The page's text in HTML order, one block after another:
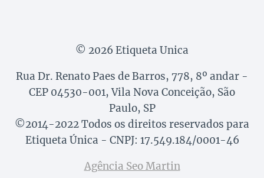
© 2026 Etiqueta Unica
Rua Dr. Renato Paes de Barros, 778, 8º andar -
CEP 04530-001, Vila Nova Conceição, São
Paulo, SP
©2014-2022 Todos os direitos reservados para
Etiqueta Única - CNPJ: 17.549.184/0001-46
Agência Seo Martin